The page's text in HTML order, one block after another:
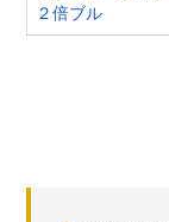
２倍ブル